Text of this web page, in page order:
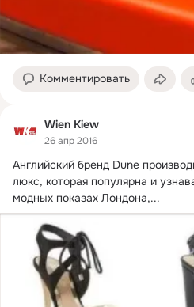
Комментировать
Wien Kiew
26 апр 2016
Английский бренд Dune
люкс, которая популярна и
модных показах Лондона,...